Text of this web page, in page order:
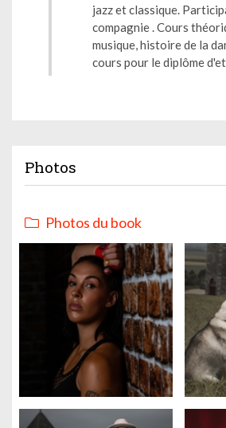
jazz et classique.
compagnie . Cours
musique, histoire de la
cours pour le diplôme
Photos
Photos du book